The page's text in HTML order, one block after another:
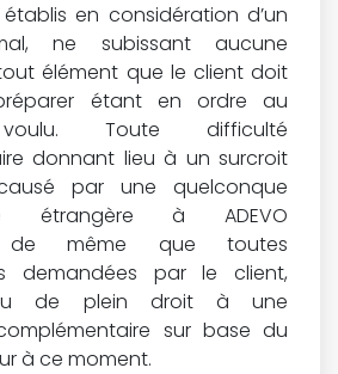
en considération d’un
ne subissant aucune
élément que le client doit
étant en ordre au
Toute difficulté
donnant lieu à un surcroit
par une quelconque
étrangère à ADEVO
de même que toutes
demandées par le client,
de plein droit à une
sur base du
à ce moment.